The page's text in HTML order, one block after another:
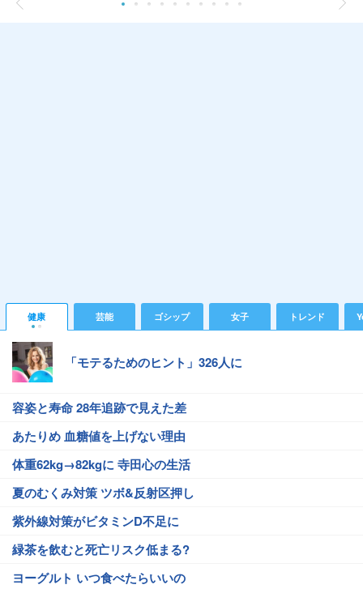
健康 芸能 ゴシップ 女子 トレンド
「モテるためのヒント」326人に
容姿と寿命 28年追跡で見えた差
あたりめ 血糖値を上げない理由
体重62kg→82kgに 寺田心の生活
夏のむくみ対策 ツボ&反射区押し
紫外線対策がビタミンD不足に
緑茶を飲むと死亡リスク低まる?
ヨーグルト いつ食べたらいいの